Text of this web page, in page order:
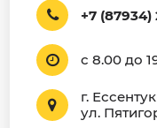
+7 (87934)
с 8.00 до
г.
ул.